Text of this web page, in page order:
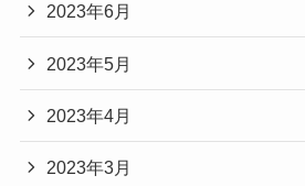
2023年6月
2023年5月
2023年4月
2023年3月